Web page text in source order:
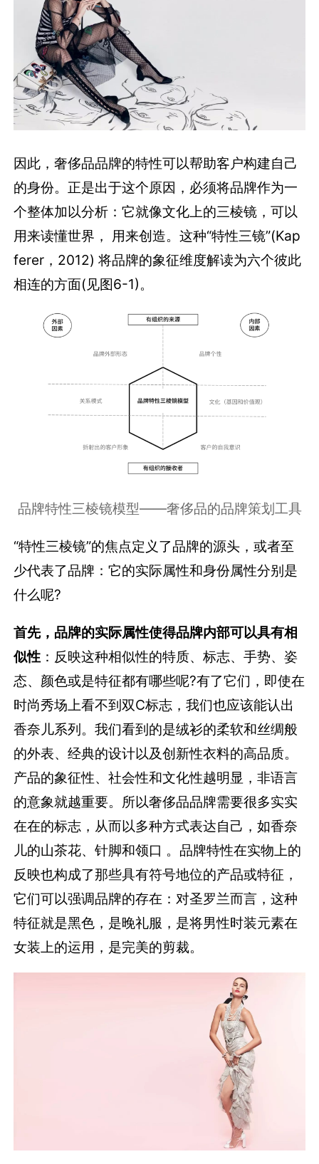
因此，奢侈品品牌的特性可以帮助客户构建自己
的身份。正是出于这个原因，必须将品牌作为一
个整体加以分析：它就像文化上的三棱镜，可以
用来读懂世界， 用来创造。这种“特性三镜”(Kap
ferer，2012) 将品牌的象征维度解读为六个彼此
相连的方面(见图6-1)。
品牌特性三棱镜模型——奢侈品的品牌策划工具
“特性三棱镜”的焦点定义了品牌的源头，或者至
少代表了品牌：它的实际属性和身份属性分别是
什么呢?
首先，品牌的实际属性使得品牌内部可以具有相
似性 ： 反映这种相似性的特质、标志、手势、姿
态、颜色或是特征都有哪些呢?有了它们，即使在
时尚秀场上看不到双C标志，我们也应该能认出
香奈儿系列。我们看到的是绒衫的柔软和丝绸般
的外表、经典的设计以及创新性衣料的高品质。
产品的象征性、社会性和文化性越明显，非语言
的意象就越重要。所以奢侈品品牌需要很多实实
在在的标志，从而以多种方式表达自己，如香奈
儿的山茶花、针脚和领口 。品牌特性在实物上的
反映也构成了那些具有符号地位的产品或特征，
它们可以强调品牌的存在：对圣罗兰而言，这种
特征就是黑色，是晚礼服，是将男性时装元素在
女装上的运用，是完美的剪裁。